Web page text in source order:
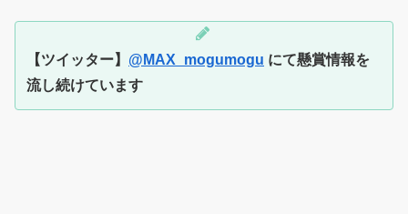
【ツイッター】 @MAX_mogumogu にて懸賞情報を
流し続けています